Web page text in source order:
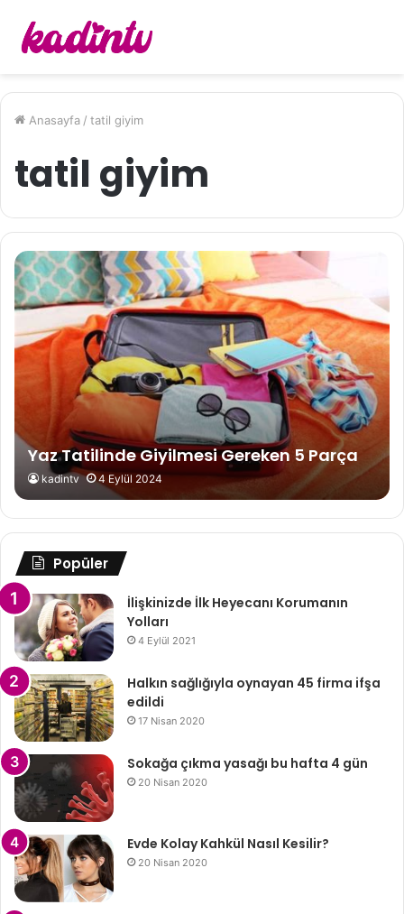
Anasayfa / tatil giyim
tatil giyim
Yaz Tatilinde Giyilmesi Gereken 5 Parça
kadintv 4 Eylül 2024
Popüler
İlişkinizde İlk Heyecanı Korumanın
Yolları
4 Eylül 2021
Halkın sağlığıyla oynayan 45 firma ifşa
edildi
17 Nisan 2020
Sokağa çıkma yasağı bu hafta 4 gün
20 Nisan 2020
Evde Kolay Kahkül Nasıl Kesilir?
20 Nisan 2020